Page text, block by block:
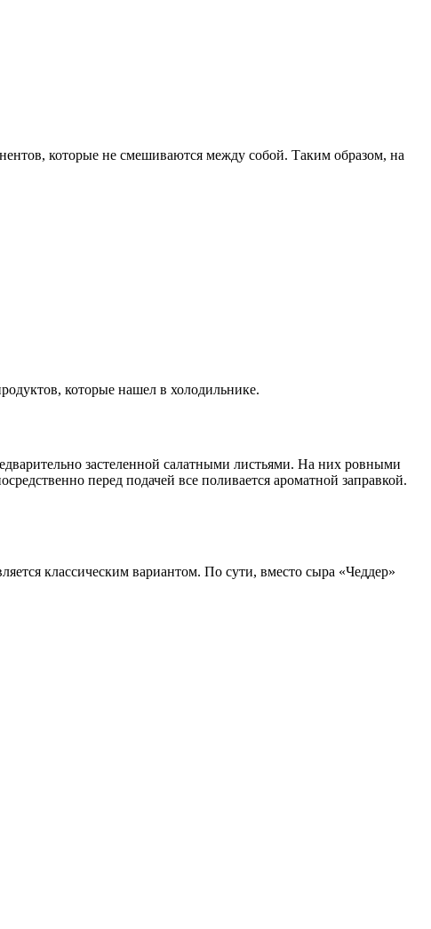
которые не смешиваются между собой. Таким образом, на
которые нашел в холодильнике.
застеленной салатными листьями. На них ровными
перед подачей все поливается ароматной заправкой.
классическим вариантом. По сути, вместо сыра «Чеддер»